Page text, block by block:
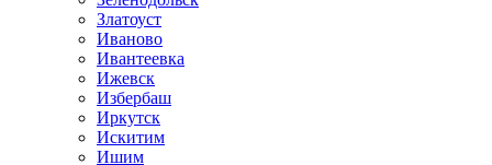
Златоуст
Иваново
Ивантеевка
Ижевск
Избербаш
Иркутск
Искитим
Ишим